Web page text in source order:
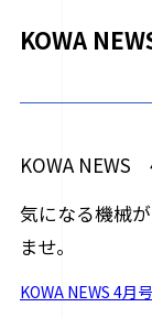
KOWA
KOWA NEWS
気になる機械
ませ。
KOWA NEWS 4月号